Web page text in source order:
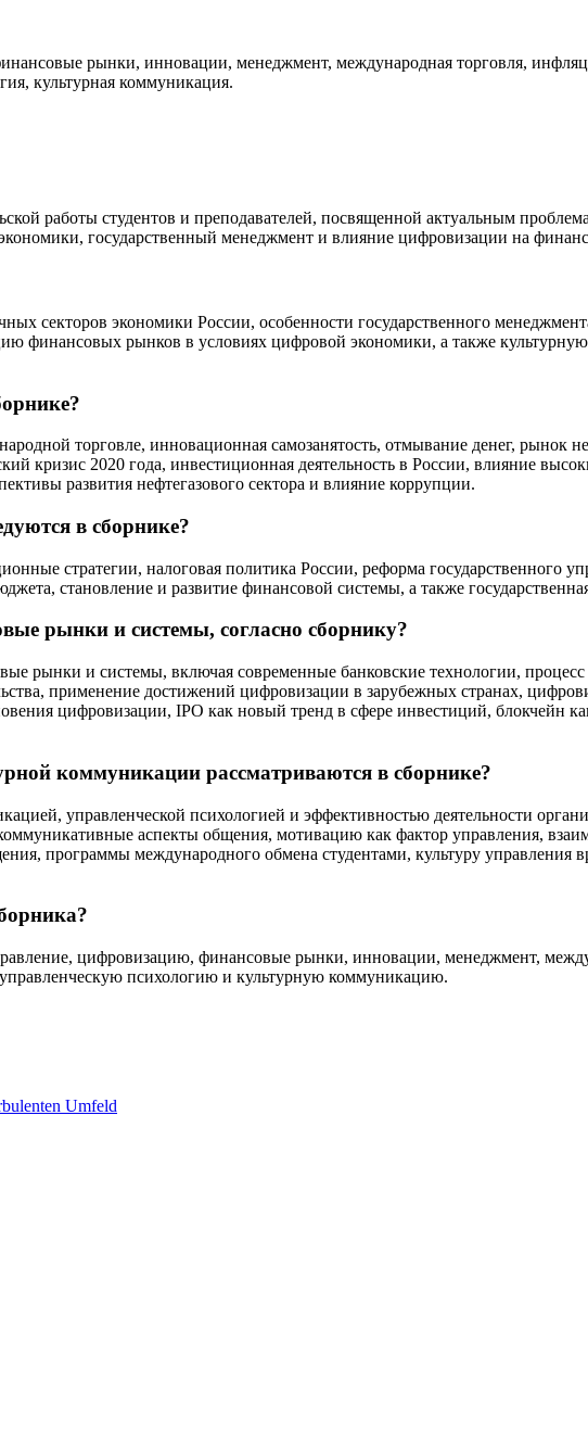
рынки, инновации, менеджмент, международная торговля,
культурная коммуникация.
работы студентов и преподавателей, посвященной актуальным
государственный менеджмент и влияние цифровизации на
секторов экономики России, особенности государственного
финансовых рынков в условиях цифровой экономики, а также
торговле, инновационная самозанятость, отмывание денег, рынок
кризис 2020 года, инвестиционная деятельность в России, влияние
развития нефтегазового сектора и влияние коррупции.
в сборнике?
стратегии, налоговая политика России, реформа государственного
становление и развитие финансовой системы, а также
рынки и системы, согласно сборнику?
рынки и системы, включая современные банковские технологии,
применение достижений цифровизации в зарубежных странах,
цифровизации, IPO как новый тренд в сфере инвестиций, блокчейн
коммуникации рассматриваются в сборнике?
управленческой психологией и эффективностью деятельности
аспекты общения, мотивацию как фактор управления,
программы международного обмена студентами, культуру управления
цифровизацию, финансовые рынки, инновации, менеджмент,
психологию и культурную коммуникацию.